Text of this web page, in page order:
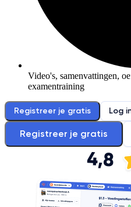
Video's, samenvattingen,
examentraining
Registreer je gratis Log
Registreer je gratis